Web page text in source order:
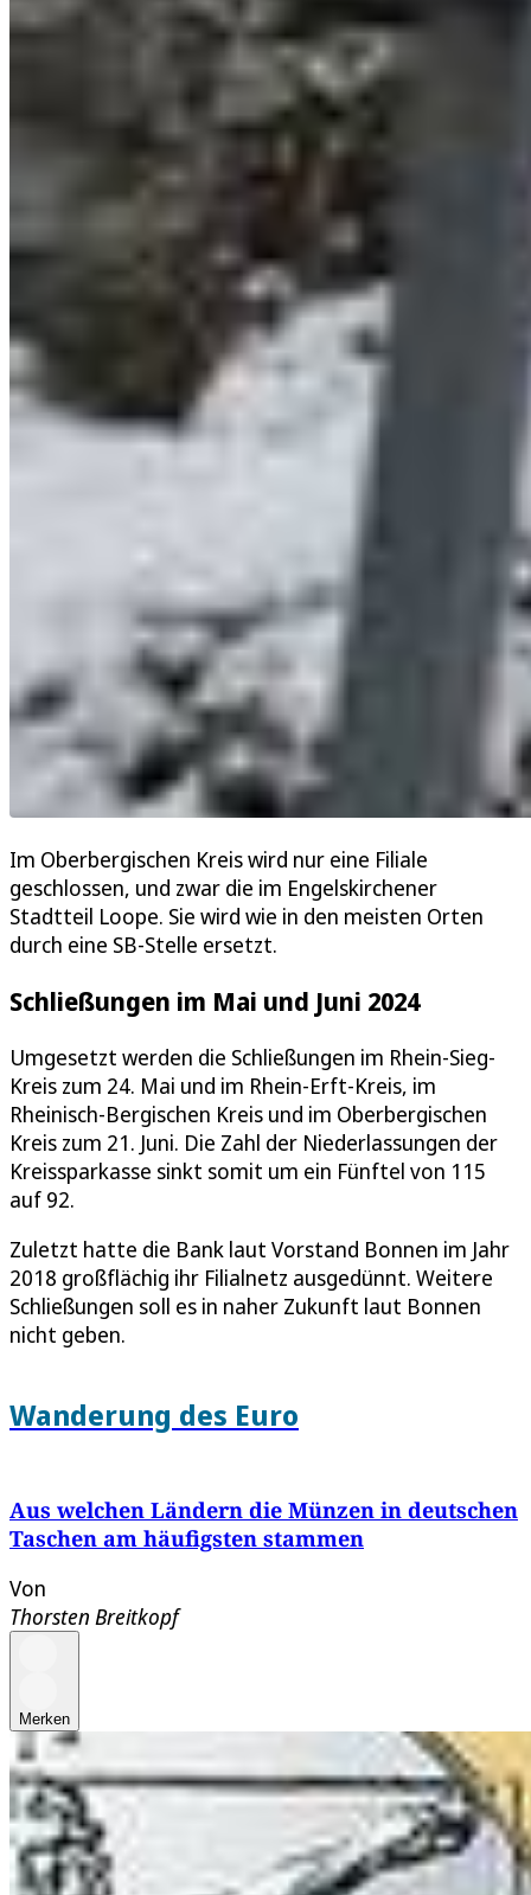
Im Oberbergischen Kreis wird nur eine Filiale
geschlossen, und zwar die im Engelskirchener
Stadtteil Loope. Sie wird wie in den meisten Orten
durch eine SB-Stelle ersetzt.
Schließungen im Mai und Juni 2024
Umgesetzt werden die Schließungen im Rhein-Sieg-
Kreis zum 24. Mai und im Rhein-Erft-Kreis, im
Rheinisch-Bergischen Kreis und im Oberbergischen
Kreis zum 21. Juni. Die Zahl der Niederlassungen der
Kreissparkasse sinkt somit um ein Fünftel von 115
auf 92.
Zuletzt hatte die Bank laut Vorstand Bonnen im Jahr
2018 großflächig ihr Filialnetz ausgedünnt. Weitere
Schließungen soll es in naher Zukunft laut Bonnen
nicht geben.
Wanderung des Euro
Aus welchen Ländern die Münzen in deutschen
Taschen am häufigsten stammen
Von
Thorsten Breitkopf
Merken